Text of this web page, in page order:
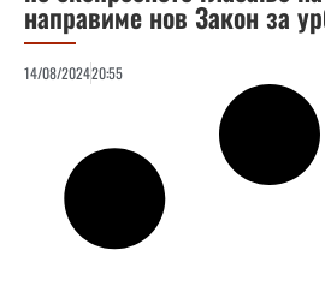
направиме нов Закон за
14/08/202420:55